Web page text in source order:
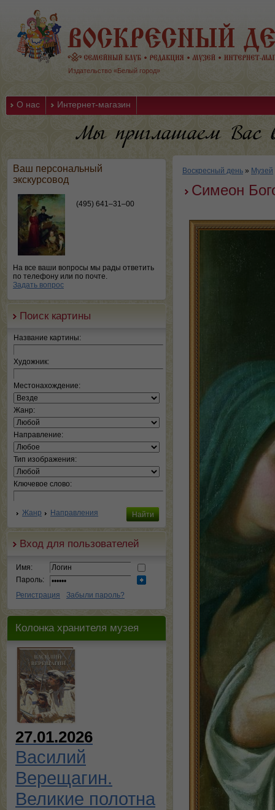
Издательство «Белый город»
О нас Интернет-магазин
Ваш персональный
экскурсовод
(495) 641–31–00
На все ваши вопросы мы рады ответить
по телефону или по почте.
Задать вопрос
Поиск картины
Название картины:
Художник:
Местонахождение:
Жанр:
Направление:
Тип изображения:
Ключевое слово:
Жанр Направления
Вход для пользователей
Имя:
Пароль:
Регистрация
Забыли пароль?
Колонка хранителя музея
27.01.2026
Василий
Верещагин.
Великие полотна
Воскресный день » Музей
Симеон